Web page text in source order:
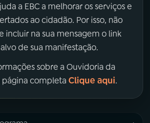
a EBC a melhorar os serviços e
ao cidadão. Por isso, não
incluir na sua mensagem o link
de sua manifestação.
sobre a Ouvidoria da
página completa Clique aqui.